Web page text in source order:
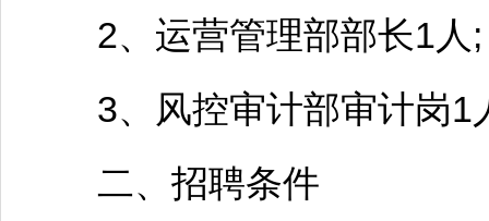
2、运营管理部部长1人;
3、风控审计部审计岗1
二、 招聘条件